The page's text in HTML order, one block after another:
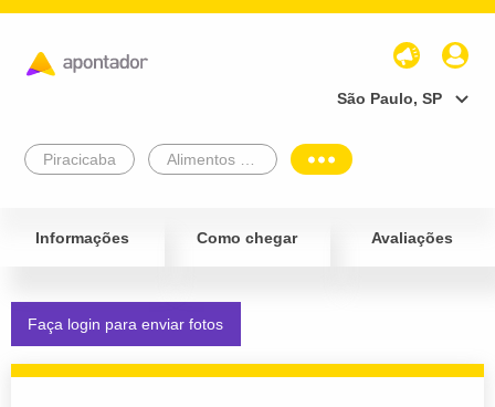
São Paulo, SP
Piracicaba
Informações Como chegar Avaliações
Faça login para enviar fotos